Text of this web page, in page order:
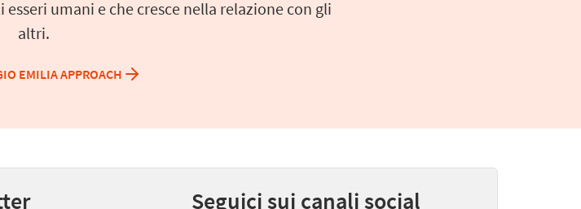
umani e che cresce nella relazione con gli
altri.
EMILIA APPROACH
Seguici sui canali social